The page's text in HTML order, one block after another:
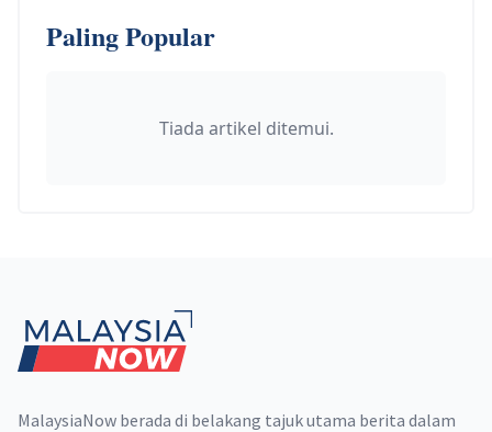
Paling Popular
Tiada artikel ditemui.
MalaysiaNow berada di belakang tajuk utama berita dalam